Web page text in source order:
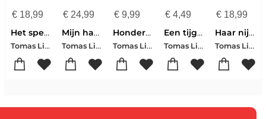
€18,99
Het spettert geluk
Tomas Lieske
€24,99
Mijn hart, mijn cheeta
Tomas Lieske
€ 9,99
Honderd hoge dagen
Tomas Lieske
€ 4,49
Een tijger onderweg
Tomas Lieske
€ 18,99
Haar nijlpaard optillen
Tomas Lieske